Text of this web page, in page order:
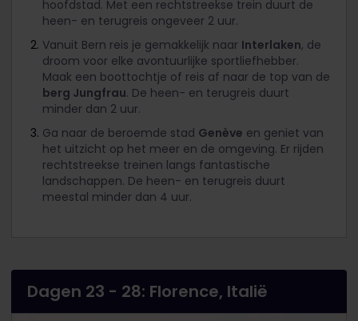
hoofdstad. Met een rechtstreekse trein duurt de
heen- en terugreis ongeveer 2 uur.
Vanuit Bern reis je gemakkelijk naar Interlaken, de
droom voor elke avontuurlijke sportliefhebber.
Maak een boottochtje of reis af naar de top van de
berg Jungfrau. De heen- en terugreis duurt
minder dan 2 uur.
Ga naar de beroemde stad Genève en geniet van
het uitzicht op het meer en de omgeving. Er rijden
rechtstreekse treinen langs fantastische
landschappen. De heen- en terugreis duurt
meestal minder dan 4 uur.
Dagen 23 - 28: Florence, Italië